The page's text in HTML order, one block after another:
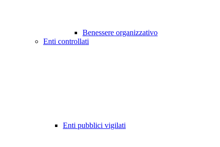
Benessere organizzativo
Enti controllati
Enti pubblici vigilati